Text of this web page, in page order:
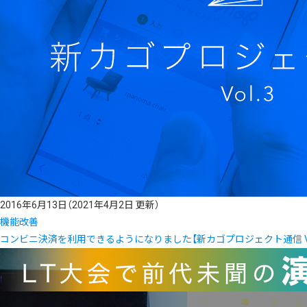
2016年6月13日 （2021年4月2日 更新）
機能改善
コンビニ決済を利用できるようになりました【新カゴプロジェクト通信